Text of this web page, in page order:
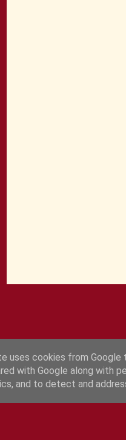
uses cookies from Google
with Google along with
and to detect and